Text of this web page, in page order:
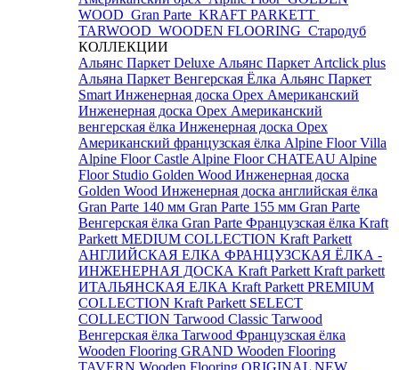
WOOD Gran Parte KRAFT PARKETT
TARWOOD WOODEN FLOORING Стародуб
КОЛЛЕКЦИИ
Альянс Паркет Deluxe Альянс Паркет Artclick plus
Альяна Паркет Венгерская Ёлка Альянс Паркет
Smart Инженерная доска Орех Американский
Инженерная доска Орех Американский
венгерская ёлка Инженерная доска Орех
Американский французская ёлка Alpine Floor Villa
Alpine Floor Castle Alpine Floor CHATEAU Alpine
Floor Studio Golden Wood Инженерная доска
Golden Wood Инженерная доска английская ёлка
Gran Parte 140 мм Gran Parte 155 мм Gran Parte
Венгерская ёлка Gran Parte Французская ёлка Kraft
Parkett MEDIUM COLLECTION Kraft Parkett
АНГЛИЙСКАЯ ЕЛКА ФРАНЦУЗСКАЯ ЁЛКА -
ИНЖЕНЕРНАЯ ДОСКА Kraft Parkett Kraft parkett
ИТАЛЬЯНСКАЯ ЕЛКА Kraft Parkett PREMIUM
COLLECTION Kraft Parkett SELECT
COLLECTION Tarwood Classic Tarwood
Венгерская ёлка Tarwood Французская ёлка
Wooden Flooring GRAND Wooden Flooring
TAVERN Wooden Flooring ORIGINAL NEW